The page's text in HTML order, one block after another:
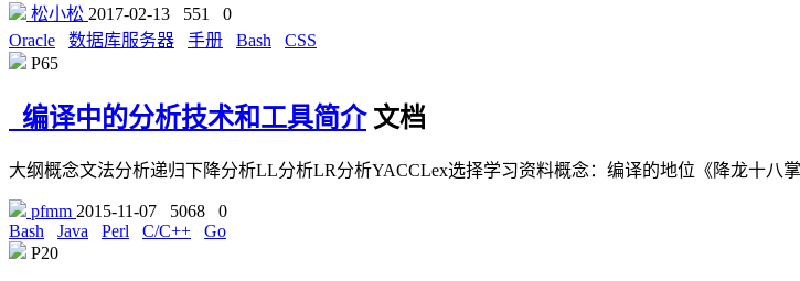
松小松 2017-02-13 551
0
Oracle
数据库服务器 手册 Bash
CSS
P65
编译中的分析技术和工具简介 文档
大纲概念文法分析递归下降分析LL分析LR分析YACCLex选择学习资料概念：编译的地位《降龙十
pfmm 2015-11-07 5068
0
Bash
Java Perl C/C++
Go
P20